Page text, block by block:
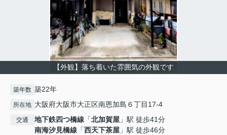
【外観】落ち着いた雰囲気の外観です
築年数 築22年
所在地 大阪府大阪市大正区南恩加島６丁目17-4
交通 地下鉄四つ橋線 「北加賀屋 」駅 徒歩41分
南海汐見橋線 「西天下茶屋 」駅 徒歩46分